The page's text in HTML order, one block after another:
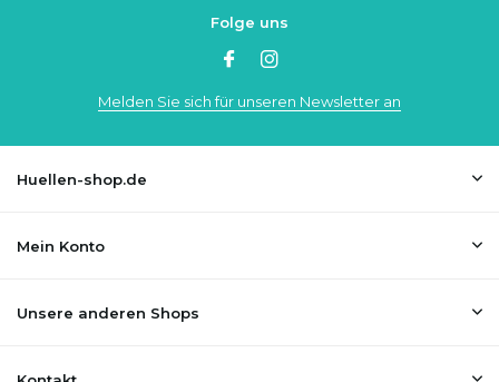
Folge uns
Melden Sie sich für unseren Newsletter an
Huellen-shop.de
Mein Konto
Unsere anderen Shops